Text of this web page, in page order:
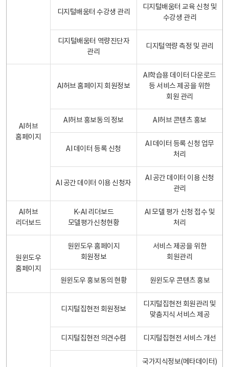
디지털배움터 수강생 관리
디지털배움터 교육 신청 및
수강생 관리
디지털배움터 역량진단자
관리
디지털역량 측정 및 관리
AI허브
홈페이지
AI허브 홈페이지 회원정보
AI학습용 데이터 다운로드
등 서비스 제공을 위한
회원 관리
AI허브 홍보동의 정보 AI허브 콘텐츠 홍보
AI 데이터 등록 신청
AI 데이터 등록 신청 업무
처리
AI 공간 데이터 이용 신청자
AI 공간 데이터 이용 신청
관리
AI허브
리더보드
K-AI 리더보드
모델평가신청현황
AI 모델 평가 신청 접수 및
처리
원윈도우
홈페이지
원윈도우 홈페이지
회원정보
서비스 제공을 위한
회원관리
원윈도우 홍보동의 현황 원윈도우 콘텐츠 홍보
디지털집현전 회원정보
디지털집현전 회원관리 및
맞춤지식 서비스 제공
디지털집현전 의견수렴 디지털집현전 서비스 개선
국가지식정보(메타데이터)